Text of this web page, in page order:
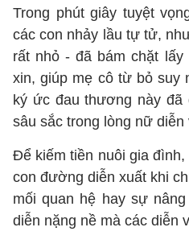
Trong phút giây tuyệt
các con nhảy lầu tự tử,
rất nhỏ - đã bám chặt
xin, giúp mẹ cô từ bỏ suy
ký ức đau thương này
sâu sắc trong lòng nữ diễn
Để kiếm tiền nuôi gia
con đường diễn xuất khi
mối quan hệ hay sự
diễn nặng nề mà các diễn